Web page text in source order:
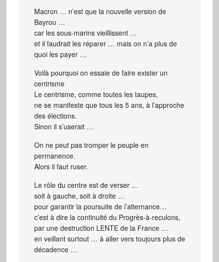
Macron … n’est que la nouvelle version de
Bayrou …
car les sous-marins vieillissent …
et il faudrait les réparer … mais on n’a plus de
quoi les payer …
Voilà pourquoi on essaie de faire exister un
centrisme
Le centrisme, comme toutes les taupes,
ne se manifeste que tous les 5 ans, à l’approche
des élections.
Sinon il s’userait …
On ne peut pas tromper le peuple en
permanence.
Alors il faut ruser.
Le rôle du centre est de verser …
soit à gauche, soit à droite …
pour garantir la poursuite de l’alternance…
c’est à dire la continuité du Progrès-à-reculons,
par une destruction LENTE de la France …
en veillant surtout … à aller vers toujours plus de
décadence …